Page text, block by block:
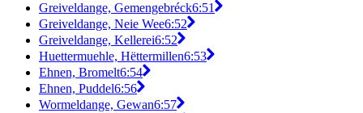
Greiveldange, Gemengebréck6:51
Greiveldange, Neie Wee6:52
Greiveldange, Kellerei6:52
Huettermuehle, Hëttermillen6:53
Ehnen, Bromelt6:54
Ehnen, Puddel6:56
Wormeldange, Gewan6:57